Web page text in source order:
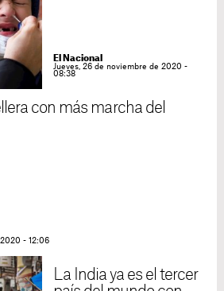
El Nacional
Jueves, 26 de noviembre de 2020 -
08:38
con más marcha del
2020 - 12:06
La India ya es el tercer